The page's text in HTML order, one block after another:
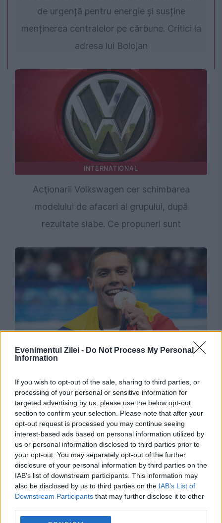
Evenimentul Zilei - Do Not Process My Personal
Information
If you wish to opt-out of the sale, sharing to third parties, or
processing of your personal or sensitive information for
targeted advertising by us, please use the below opt-out
section to confirm your selection. Please note that after your
opt-out request is processed you may continue seeing
interest-based ads based on personal information utilized by
us or personal information disclosed to third parties prior to
your opt-out. You may separately opt-out of the further
disclosure of your personal information by third parties on the
IAB’s list of downstream participants. This information may
also be disclosed by us to third parties on the IAB’s List of
Downstream Participants that may further disclose it to other
de urgență pentru energie și susține
menținerea centralelor pe cărbune. Critici la
adresa lui Bolojan
INTERNATIONAL
Acţionarii Volkswagen cer schimbarea
modelului de afaceri al grupului, după
rezultate slabe. Ce propuneri sunt
SPORT
extrem de costisitor. A scos din buzunar
jumătate de milion de euro